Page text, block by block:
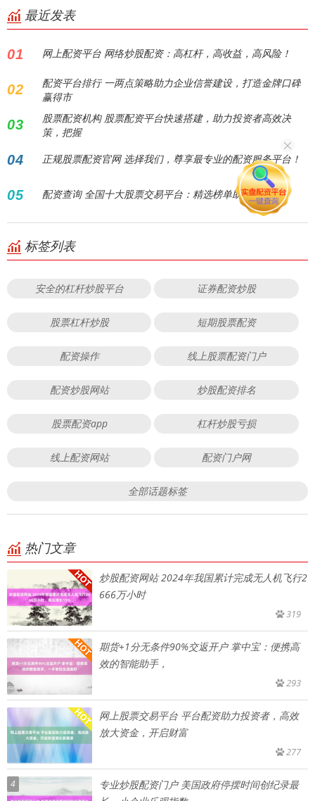
最近发表
01 网上配资平台 网络炒股配资：高杠杆，高收益，高风险！
02
配资平台排行 一两点策略助力企业信誉建设，打造金牌口碑
赢得市
03
股票配资机构 股票配资平台快速搭建，助力投资者高效决
策，把握
04 正规股票配资官网 选择我们，尊享最专业的配资服务平台！
05 配资查询 全国十大股票交易平台：精选榜单助您投资
标签列表
安全的杠杆炒股平台 证券配资炒股
股票杠杆炒股 短期股票配资
配资操作 线上股票配资门户
配资炒股网站 炒股配资排名
股票配资app 杠杆炒股亏损
线上配资网站 配资门户网
全部话题标签
热门文章
炒股配资网站 2024年我国累计完成无人机飞行2
666万小时
319
期货+1分无条件90%交返开户 掌中宝：便携高
效的智能助手，
293
网上股票交易平台 平台配资助力投资者，高效
放大资金，开启财富
277
4
专业炒股配资门户 美国政府停摆时间创纪录最